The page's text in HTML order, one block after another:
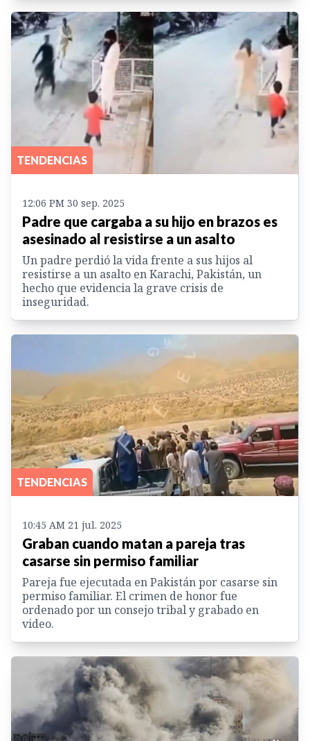
TENDENCIAS
12:06 PM 30 sep. 2025
Padre que cargaba a su hijo en brazos es
asesinado al resistirse a un asalto
Un padre perdió la vida frente a sus hijos al
resistirse a un asalto en Karachi, Pakistán, un
hecho que evidencia la grave crisis de
inseguridad.
TENDENCIAS
10:45 AM 21 jul. 2025
Graban cuando matan a pareja tras
casarse sin permiso familiar
Pareja fue ejecutada en Pakistán por casarse sin
permiso familiar. El crimen de honor fue
ordenado por un consejo tribal y grabado en
video.